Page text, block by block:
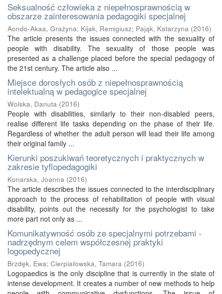
Seksualność człowieka z niepełnosprawnością w
obszarze zainteresowania pedagogiki specjalnej
Aondo-Akaa, Grażyna; Kijak, Remigiusz; Pająk, Katarzyna (2016)
The article presents the issues connected with the sexuality of
people with disability. The sexuality of those people was
presented as a challenge placed before the special pedagogy of
the 21st century. The article also ...
Miejsce dorosłych osób z niepełnosprawnością
intelektualną w pedagogice specjalnej
Wolska, Danuta (2016)
People with disabilities, similarly to their non-disabled peers,
realise different life tasks depending on the phase of their life.
Regardless of whether the adult person will lead their life among
their original family ...
Kierunki poszukiwań teoretycznych i praktycznych w
zakresie tyflopedagogiki
Konarska, Joanna (2016)
The article describes the issues connected to the interdisciplinary
approach to the process of rehabilitation of people with visual
disability, points out the necessity for the psychologist to take
more part not only as ...
Komunikatywność osób ze specjalnymi potrzebami -
nadrzędnym celem współczesnej praktyki
logopedycznej
Brzdęk, Ewa; Cierpiałowska, Tamara (2016)
Logopaedics is the only discipline that is currently in the state of
intense development. It creates a number of new methods to help